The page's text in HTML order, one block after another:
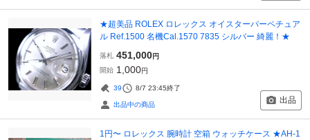
★超美品 ROLEX ロレックス オイスターパーペチュア
ル Ref.1500 名機Cal.1570 7835 シルバー 綺麗！★
落札 451,000円
開始 1,000円
39 8/7 23:45終了
出品中の商品 出品
1円〜 ロレックス 腕時計 空箱 ウォッチケース ★AH-1